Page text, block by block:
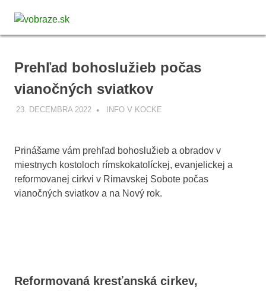
content
Malohontu
Novohradu
Prehľad bohoslužieb počas
vianočných sviatkov
23. DECEMBRA 2022 VOBRAZE.SK
INFO V KOCKE
Prinášame vám prehľad bohoslužieb a obradov v
miestnych kostoloch rímskokatolíckej, evanjelickej a
reformovanej cirkvi v Rimavskej Sobote počas
vianočných sviatkov a na Nový rok.
Reformovaná kresťanská cirkev,